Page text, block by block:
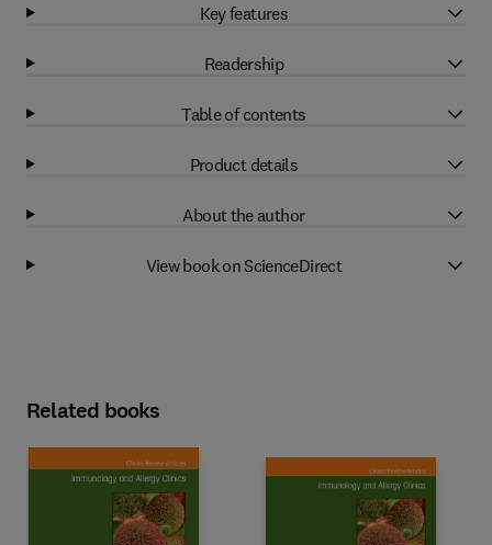
Key features
Readership
Table of contents
Product details
About the author
View book on ScienceDirect
Related books